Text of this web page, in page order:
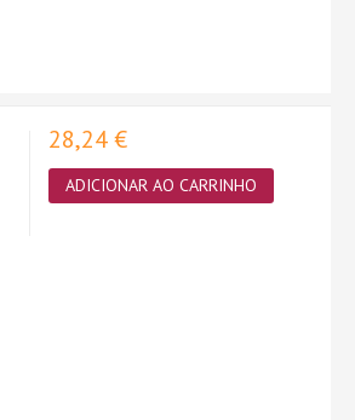
28,24 €
ADICIONAR AO CARRINHO